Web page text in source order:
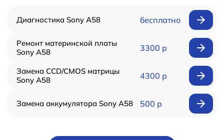
Диагностика Sony A58 бесплатно
Ремонт материнской платы
Sony A58
3300 р
Замена CCD/CMOS матрицы
Sony A58
4300 р
Замена аккумулятора Sony A58 500 р